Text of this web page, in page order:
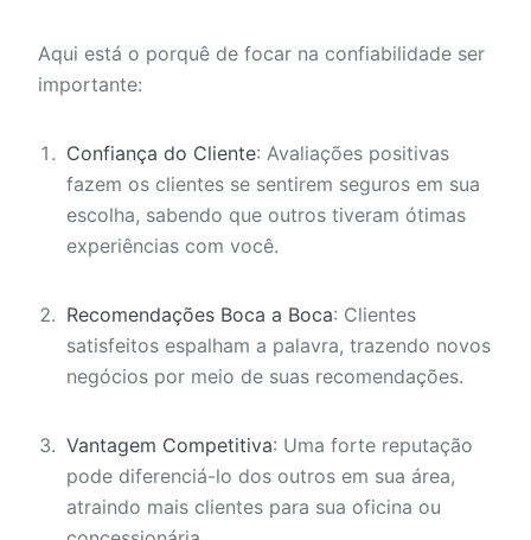
Aqui está o porquê de focar na confiabilidade ser
importante:
Confiança do Cliente: Avaliações positivas
fazem os clientes se sentirem seguros em sua
escolha, sabendo que outros tiveram ótimas
experiências com você.
Recomendações Boca a Boca: Clientes
satisfeitos espalham a palavra, trazendo novos
negócios por meio de suas recomendações.
Vantagem Competitiva: Uma forte reputação
pode diferenciá-lo dos outros em sua área,
atraindo mais clientes para sua oficina ou